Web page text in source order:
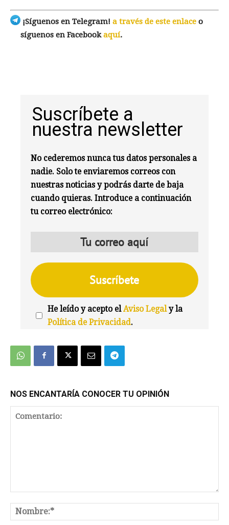
¡Síguenos en Telegram! a través de este enlace o
síguenos en Facebookaquí.
Suscríbete a
nuestra newsletter
No cederemos nunca tus datos personales a
nadie. Solo te enviaremos correos con
nuestras noticias y podrás darte de baja
cuando quieras. Introduce a continuación
tu correo electrónico:
He leído y acepto elAviso Legaly la
Política de Privacidad.
NOS ENCANTARÍA CONOCER TU OPINIÓN